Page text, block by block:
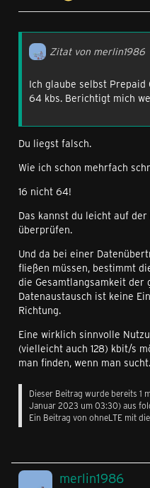
Zitat von merlin1986
Ich glaube selbst
64 kbs. Berichtigt mich
Du liegst falsch.
Wie ich schon mehrfach
16 nicht 64!
Das kannst du leicht auf
überprüfen.
Und da bei einer
fließen müssen, bestimmt
die Gesamtlangsamkeit der
Datenaustausch ist keine
Richtung.
Eine wirklich sinnvolle
(vielleicht auch 128) kbit/s
man finden, wenn man sucht.
Dieser Beitrag wurde bereits 1
Januar 2023 um 03:30) aus
Ein Beitrag von ohneLTE mit
merlin1986